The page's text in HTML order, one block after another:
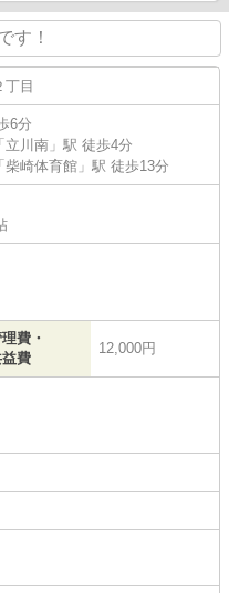
す！
丁目
6分
「立川南 」駅 徒歩4分
「柴崎体育館 」駅 徒歩13分
費・
費
12,000円